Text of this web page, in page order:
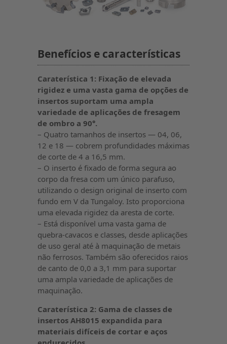
Benefícios e características
Caraterística 1: Fixação de elevada
rigidez e uma vasta gama de opções de
insertos suportam uma ampla
variedade de aplicações de fresagem
de ombro a 90°.
– Quatro tamanhos de insertos — 04, 06,
12 e 18 — cobrem profundidades máximas
de corte de 4 a 16,5 mm.
– O inserto é fixado de forma segura ao
corpo da fresa com um único parafuso,
utilizando o design original de inserto com
fundo em V da Tungaloy. Isto proporciona
uma elevada rigidez da aresta de corte.
– Está disponível uma vasta gama de
quebra-cavacos e classes, desde aplicações
de uso geral até à maquinação de metais
não ferrosos. Também são oferecidos raios
de canto de 0,0 a 3,1 mm para suportar
uma ampla variedade de aplicações de
maquinação.
Caraterística 2: Gama de classes de
insertos AH8015 expandida para
materiais difíceis de cortar e aços